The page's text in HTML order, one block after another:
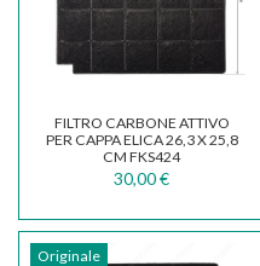
FILTRO CARBONE ATTIVO
PER CAPPA ELICA 26,3 X 25,8
CM FKS424
30,00 €
Originale